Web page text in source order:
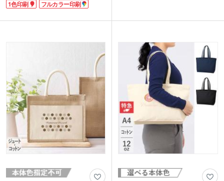
肩掛けできるハンドルは爽やかな印象の
すっぽり収まります。
や、企業主催のキャンペーン特典など、
【OBPとは？】
オーシャンバウンドプラスチックの略称
で、海岸から約50km以内の内陸部に廃
棄されているプラスチックのこと。
放置していると海に流出して海洋汚染の
原因になりうるプラスチックごみを再利
用することで環境汚染を軽減できること
で注目されています。
1色印刷 フルカラー印刷
表面に１色印刷で名入れができます。シ